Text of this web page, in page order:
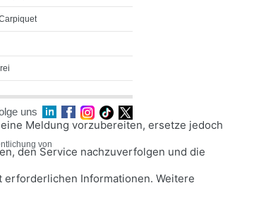
uns
von
Meldung vorzubereiten, ersetze jedoch
den Service nachzuverfolgen und die
Informationen. Weitere